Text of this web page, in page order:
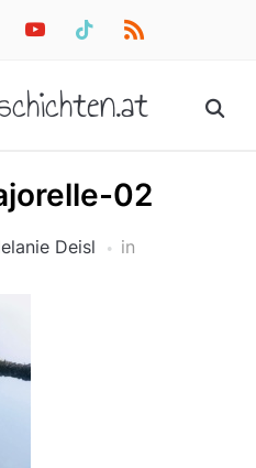
youtube tiktok rss
02
Deisl in